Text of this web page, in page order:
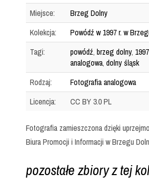
Miejsce:
Brzeg Dolny
Kolekcja:
Powódź w 1997 r. w
Tagi:
powódź,brzeg dolny, 1997
analogowa,dolny śląsk
Rodzaj:
Fotografia analogowa
Licencja:
CC BY 3.0 PL
Fotografia zamieszczona dzięki
Biura Promocji i Informacji w Brzegu
pozostałe zbiory z tej